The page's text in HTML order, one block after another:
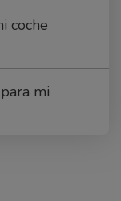
coche
mi